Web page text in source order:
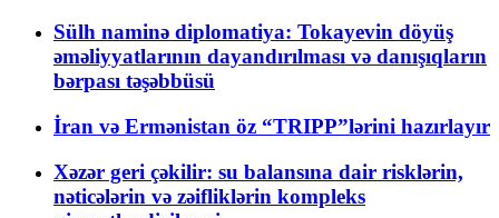
Sülh naminə diplomatiya: Tokayevin döyüş
əməliyyatlarının dayandırılması və danışıqların
bərpası təşəbbüsü
İran və Ermənistan öz “TRIPP”lərini hazırlayır
Xəzər geri çəkilir: su balansına dair risklərin,
nəticələrin və zəifliklərin kompleks